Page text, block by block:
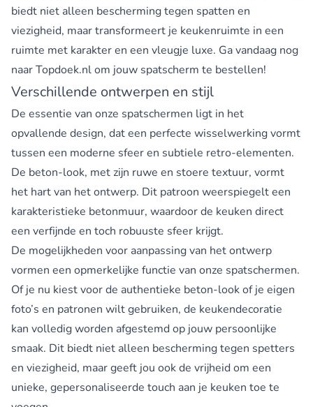
biedt niet alleen bescherming tegen spatten en
viezigheid, maar transformeert je keukenruimte in een
ruimte met karakter en een vleugje luxe. Ga vandaag nog
naar Topdoek.nl om jouw spatscherm te bestellen!
Verschillende ontwerpen en stijl
De essentie van onze spatschermen ligt in het
opvallende design, dat een perfecte wisselwerking vormt
tussen een moderne sfeer en subtiele retro-elementen.
De beton-look, met zijn ruwe en stoere textuur, vormt
het hart van het ontwerp. Dit patroon weerspiegelt een
karakteristieke betonmuur, waardoor de keuken direct
een verfijnde en toch robuuste sfeer krijgt.
De mogelijkheden voor aanpassing van het ontwerp
vormen een opmerkelijke functie van onze spatschermen.
Of je nu kiest voor de authentieke beton-look of je eigen
foto’s en patronen wilt gebruiken, de keukendecoratie
kan volledig worden afgestemd op jouw persoonlijke
smaak. Dit biedt niet alleen bescherming tegen spetters
en viezigheid, maar geeft jou ook de vrijheid om een
unieke, gepersonaliseerde touch aan je keuken toe te